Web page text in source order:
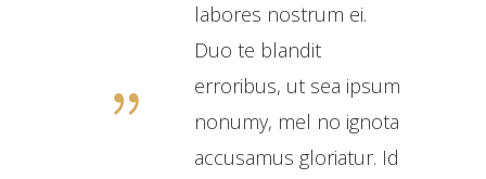
labores nostrum ei.
Duo te blandit
erroribus, ut sea ipsum
nonumy, mel no ignota
accusamus gloriatur. Id